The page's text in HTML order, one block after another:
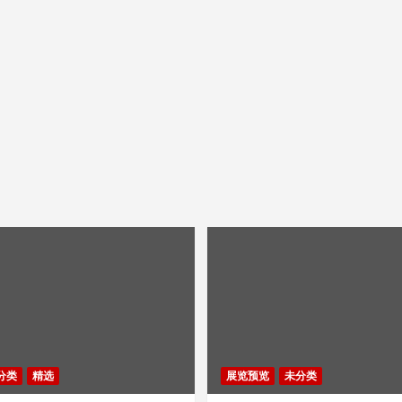
类 精选 展览预览 未分类